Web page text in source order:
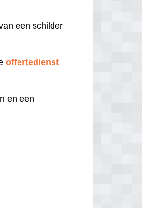
een schilder
offertedienst
en een